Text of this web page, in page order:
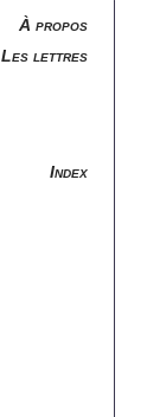
À propos
Les lettres
Index